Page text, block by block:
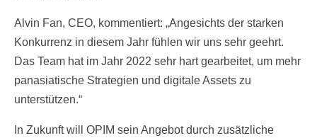
Alvin Fan, CEO, kommentiert: „Angesichts der starken
Konkurrenz in diesem Jahr fühlen wir uns sehr geehrt.
Das Team hat im Jahr 2022 sehr hart gearbeitet, um mehr
panasiatische Strategien und digitale Assets zu
unterstützen.“
In Zukunft will OPIM sein Angebot durch zusätzliche